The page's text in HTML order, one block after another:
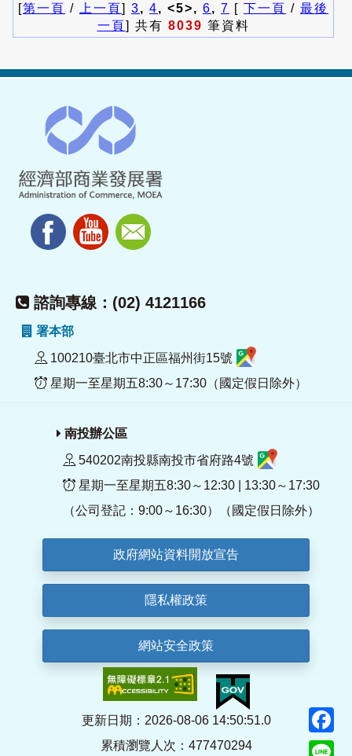
[第一頁 / 上一頁] 3, 4, <5>, 6, 7 [ 下一頁 / 最後
一頁] 共有 8039 筆資料
諮詢專線：(02) 4121166
署本部
100210臺北市中正區福州街15號
星期一至星期五8:30～17:30（國定假日除外）
南投辦公區
540202南投縣南投市省府路4號
星期一至星期五8:30～12:30 | 13:30～17:30
（公司登記：9:00～16:30）（國定假日除外）
政府網站資料開放宣告
隱私權政策
網站安全政策
更新日期：2026-08-06 14:50:51.0
累積瀏覽人次：477470294